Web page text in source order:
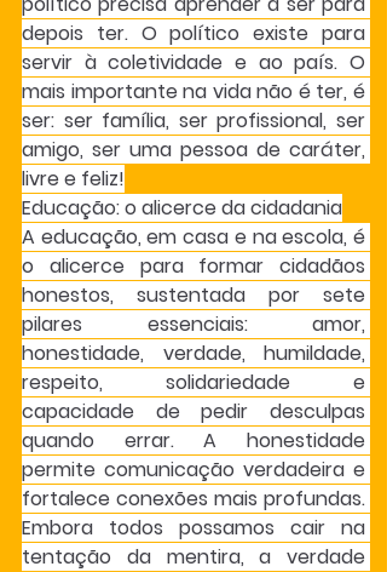
depois ter. O político existe para
servir à coletividade e ao país. O
mais importante na vida não é ter, é
ser: ser família, ser profissional, ser
amigo, ser uma pessoa de caráter,
livre e feliz!
Educação: o alicerce da cidadania
A educação, em casa e na escola, é
o alicerce para formar cidadãos
honestos, sustentada por sete
pilares essenciais: amor,
honestidade, verdade, humildade,
respeito, solidariedade e
capacidade de pedir desculpas
quando errar. A honestidade
permite comunicação verdadeira e
fortalece conexões mais profundas.
Embora todos possamos cair na
tentação da mentira, a verdade